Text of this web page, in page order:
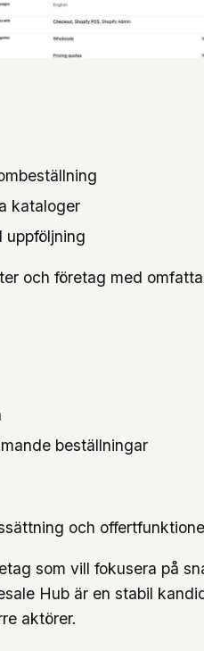
kataloger
uppföljning
och företag med
beställningar
och
som vill fokusera på
Hub är en stabil
aktörer.